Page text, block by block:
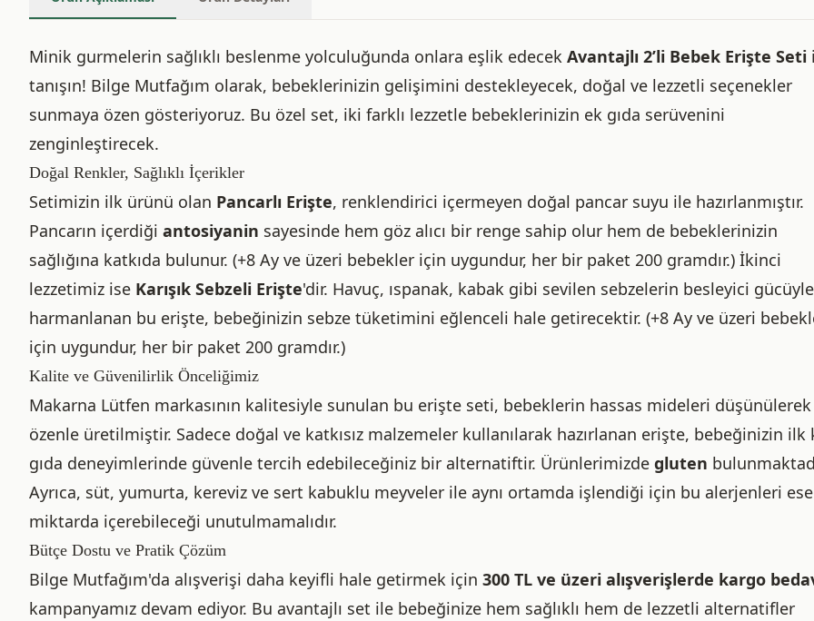
Minik gurmelerin sağlıklı beslenme yolculuğunda onlara eşlik edecek Avantajlı 2’li Bebek Erişte Seti
tanışın! Bilge Mutfağım olarak, bebeklerinizin gelişimini destekleyecek, doğal ve lezzetli seçenekler
sunmaya özen gösteriyoruz. Bu özel set, iki farklı lezzetle bebeklerinizin ek gıda serüvenini
zenginleştirecek.
Doğal Renkler, Sağlıklı İçerikler
Setimizin ilk ürünü olan Pancarlı Erişte, renklendirici içermeyen doğal pancar suyu ile hazırlanmıştır.
Pancarın içerdiği antosiyanin sayesinde hem göz alıcı bir renge sahip olur hem de bebeklerinizin
sağlığına katkıda bulunur. (+8 Ay ve üzeri bebekler için uygundur, her bir paket 200 gramdır.) İkinci
lezzetimiz ise Karışık Sebzeli Erişte'dir. Havuç, ıspanak, kabak gibi sevilen sebzelerin besleyici gücüyle
harmanlanan bu erişte, bebeğinizin sebze tüketimini eğlenceli hale getirecektir. (+8 Ay ve üzeri
için uygundur, her bir paket 200 gramdır.)
Kalite ve Güvenilirlik Önceliğimiz
Makarna Lütfen markasının kalitesiyle sunulan bu erişte seti, bebeklerin hassas mideleri düşünülerek
özenle üretilmiştir. Sadece doğal ve katkısız malzemeler kullanılarak hazırlanan erişte, bebeğinizin ilk
gıda deneyimlerinde güvenle tercih edebileceğiniz bir alternatiftir. Ürünlerimizde gluten
Ayrıca, süt, yumurta, kereviz ve sert kabuklu meyveler ile aynı ortamda işlendiği için bu alerjenleri
miktarda içerebileceği unutulmamalıdır.
Bütçe Dostu ve Pratik Çözüm
Bilge Mutfağım'da alışverişi daha keyifli hale getirmek için 300 TL ve üzeri alışverişlerde kargo
kampanyamız devam ediyor. Bu avantajlı set ile bebeğinize hem sağlıklı hem de lezzetli alternatifler